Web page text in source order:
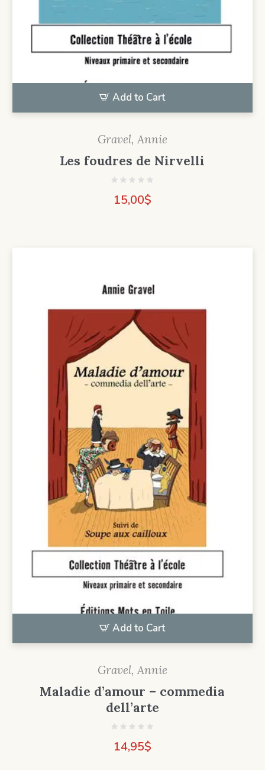
Add to Cart
Gravel, Annie
Les foudres de Nirvelli
15,00$
Add to Cart
Gravel, Annie
Maladie d’amour – commedia
dell’arte
14,95$